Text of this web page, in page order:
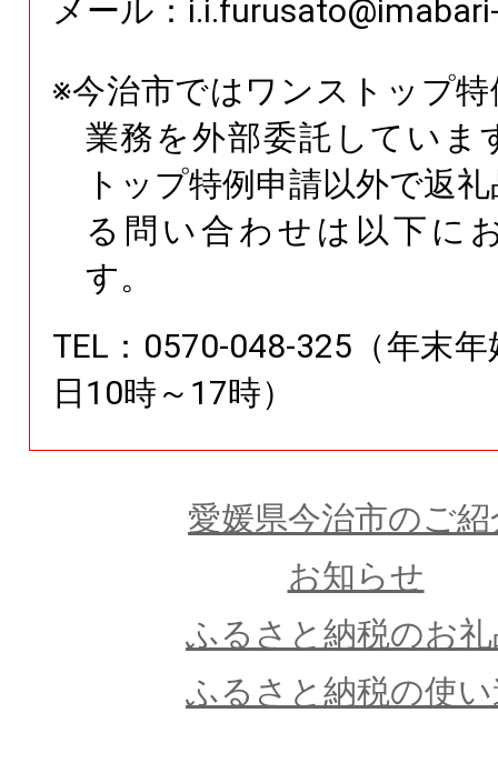
メール：
※今治市ではワンストップ特
業務を外部委託していま
トップ特例申請以外で返
る問い合わせは以下に
す。
TEL：0570-048-325（年末
日10時～17時）
愛媛県今治市のご紹
お知らせ
ふるさと納税のお
ふるさと納税の使